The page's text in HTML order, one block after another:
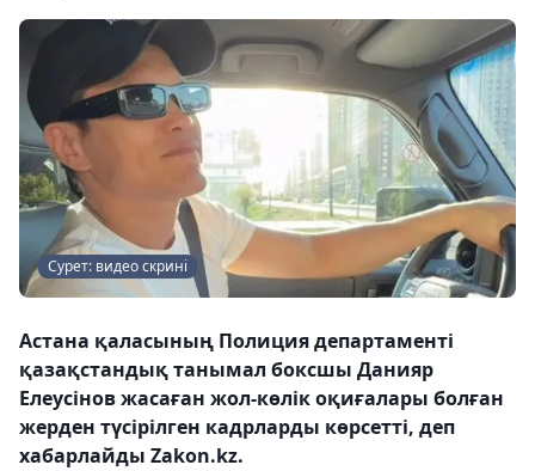
Сурет: видео скрині
Астана қаласының Полиция департаменті
қазақстандық танымал боксшы Данияр
Елеусінов жасаған жол-көлік оқиғалары болған
жерден түсірілген кадрларды көрсетті, деп
хабарлайды Zakon.kz.